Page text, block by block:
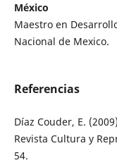
México
Maestro en
Nacional de Mexico.
Referencias
Díaz Couder, E.
Revista Cultura y
54.